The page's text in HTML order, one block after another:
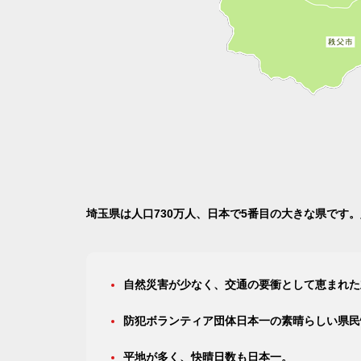
埼玉県は人口730万人、日本で5番目の大きな県です
自然災害が少なく、交通の要衝として恵まれ
防犯ボランティア団体日本一の素晴らしい県
平地が多く、快晴日数も日本一。